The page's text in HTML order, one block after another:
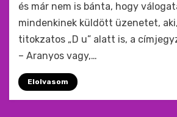
és már nem is bánta, hogy
mindenkinek küldött üzenetet,
titokzatos „D u” alatt is, a
– Aranyos vagy,…
Elolvasom